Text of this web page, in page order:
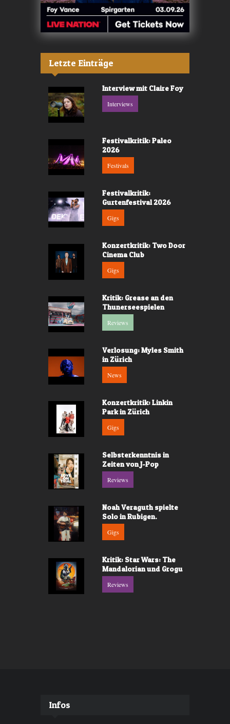
Letzte Einträge
Interview mit Claire Foy
Interviews
Festivalkritik: Paleo
2026
Festivals
Festivalkritik:
Gurtenfestival 2026
Gigs
Konzertkritik: Two Door
Cinema Club
Gigs
Kritik: Grease an den
Thunerseespielen
Reviews
Verlosung: Myles Smith
in Zürich
News
Konzertkritik: Linkin
Park in Zürich
Gigs
Selbsterkenntnis in
Zeiten von J-Pop
Reviews
Noah Veraguth spielte
Solo in Rubigen.
Gigs
Kritik: Star Wars: The
Mandalorian und Grogu
Reviews
Infos